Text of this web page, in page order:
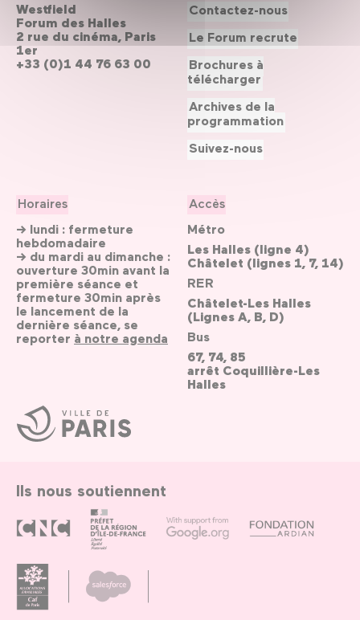
Ville
de
Paris
Westfield
Forum des Halles
2 rue du cinéma, Paris
1er
+33 (0)1 44 76 63 00
Horaires
→ lundi : fermeture
hebdomadaire
→ du mardi au dimanche :
ouverture 30min avant la
première séance et
fermeture 30min après
le lancement de la
dernière séance, se
reporter à notre agenda
Accès
Métro
Les Halles (ligne 4)
Châtelet (lignes 1, 7, 14)
RER
Châtelet-Les Halles
(Lignes A, B, D)
Bus
67, 74, 85
arrêt Coquillière-Les
Halles
Contactez-nous
Le Forum recrute
Brochures à
télécharger
Archives de la
programmation
Suivez-nous
Ils nous soutiennent